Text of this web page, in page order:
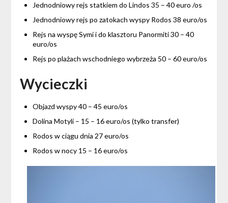
Jednodniowy rejs statkiem do Lindos 35 – 40 euro /os
Jednodniowy rejs po zatokach wyspy Rodos 38 euro/os
Rejs na wyspę Symi i do klasztoru Panormiti 30 – 40
euro/os
Rejs po plażach wschodniego wybrzeża 50 – 60 euro/os
Wycieczki
Objazd wyspy 40 – 45 euro/os
Dolina Motyli – 15 – 16 euro/os (tylko transfer)
Rodos w ciągu dnia 27 euro/os
Rodos w nocy 15 – 16 euro/os